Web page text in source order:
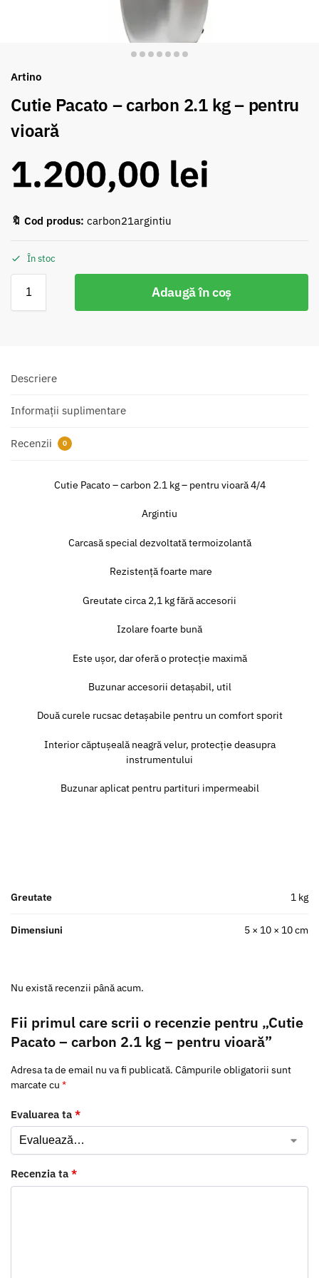
Artino
Cutie Pacato – carbon 2.1 kg – pentru
vioară
1.200,00 lei
🔖 Cod produs: carbon21argintiu
În stoc
Adaugă în coș
Descriere
Informații suplimentare
Recenzii 0
Cutie Pacato – carbon 2.1 kg – pentru vioară 4/4
Argintiu
Carcasă special dezvoltată termoizolantă
Rezistență foarte mare
Greutate circa 2,1 kg fără accesorii
Izolare foarte bună
Este ușor, dar oferă o protecție maximă
Buzunar accesorii detașabil, util
Două curele rucsac detașabile pentru un comfort sporit
Interior căptușeală neagră velur, protecție deasupra
instrumentului
Buzunar aplicat pentru partituri impermeabil
Greutate 1 kg
Dimensiuni 5 × 10 × 10 cm
Nu există recenzii până acum.
Fii primul care scrii o recenzie pentru „Cutie
Pacato – carbon 2.1 kg – pentru vioară”
Adresa ta de email nu va fi publicată. Câmpurile obligatorii sunt
marcate cu *
Evaluarea ta *
Recenzia ta *